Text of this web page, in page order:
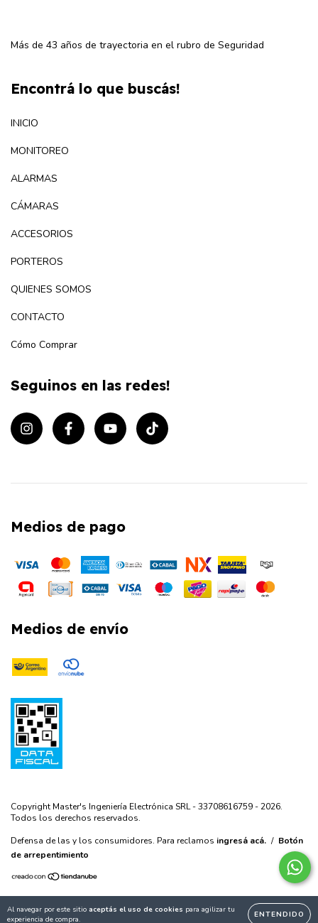
Al navegar por este sitio aceptás el uso de cookies para agilizar tu
experiencia de compra.
ENTENDIDO
Más de 43 años de trayectoria en el rubro de Seguridad
Encontrá lo que buscás!
INICIO
MONITOREO
ALARMAS
CÁMARAS
ACCESORIOS
PORTEROS
QUIENES SOMOS
CONTACTO
Cómo Comprar
Seguinos en las redes!
Medios de pago
Medios de envío
Copyright Master's Ingeniería Electrónica SRL - 33708616759 - 2026.
Todos los derechos reservados.
Defensa de las y los consumidores. Para reclamos ingresá acá. / Botón
de arrepentimiento